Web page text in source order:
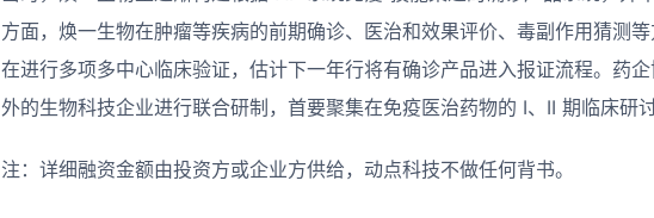
方面，焕一生物在肿瘤等疾病的前期确诊、医治和效果评价、毒副作用猜测
在进行多项多中心临床验证，估计下一年行将有确诊产品进入报证流程。药
外的生物科技企业进行联合研制，首要聚集在免疫医治药物的 I、II 期临床研讨
注：详细融资金额由投资方或企业方供给，动点科技不做任何背书。